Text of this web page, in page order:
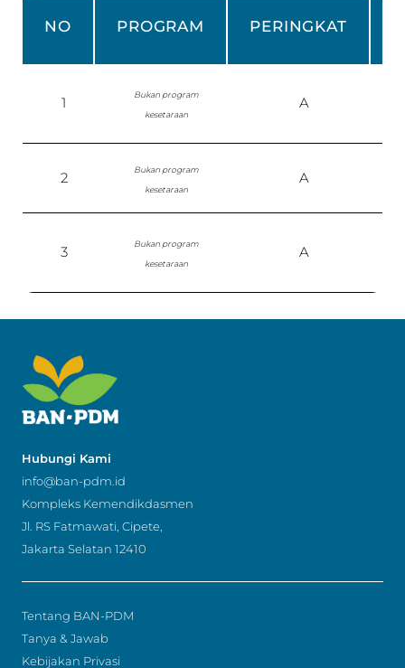
NO PROGRAM PERINGKAT
1
Bukan program
kesetaraan
A
2
Bukan program
kesetaraan
A
3
Bukan program
kesetaraan
A
Hubungi Kami
info@ban-pdm.id
Kompleks Kemendikdasmen
Jl. RS Fatmawati, Cipete,
Jakarta Selatan 12410
Tentang BAN-PDM
Tanya & Jawab
Kebijakan Privasi